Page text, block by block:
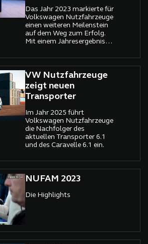
Das Jahr 2023 markierte für
Volkswagen Nutzfahrzeuge
einen weiteren Meilenstein
auf dem Weg zum Erfolg.
Mit einem Jahresergebnis
Millionen Euro, im Vergleich
zu 529 Millionen Euro im
Vorjahr, verzeichnete das
Unternehmen zum dritten
Mal in Folge einen
signifikanten Anstieg.
VW Nutzfahrzeuge
zeigt neuen
Transporter
Im Jahr 2025 führt
Volkswagen Nutzfahrzeuge
die Nachfolger des
aktuellen Transporter 6.1
und des Caravelle 6.1 ein.
NUFAM 2023
Die Highlights